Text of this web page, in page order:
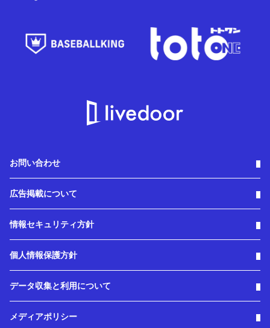
お問い合わせ
広告掲載について
情報セキュリティ方針
個人情報保護方針
データ収集と利用について
メディアポリシー